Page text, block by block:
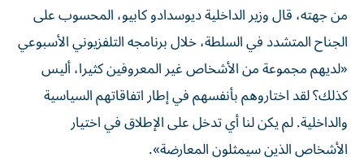
من جهته، قال وزير الداخلية ديوسدادو كابيو، المحسوب على
الجناح المتشدد في السلطة، خلال برنامجه التلفزيوني الأسبوعي
«لديهم مجموعة من الأشخاص غير المعروفين كثيرا، أليس
كذلك؟ لقد اختاروهم بأنفسهم في إطار اتفاقاتهم السياسية
والداخلية. لم يكن لنا أي تدخل على الإطلاق في اختيار
الأشخاص الذين سيمثلون المعارضة».